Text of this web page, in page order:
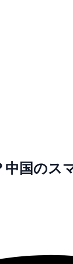
国のス